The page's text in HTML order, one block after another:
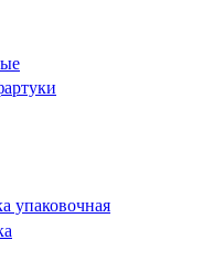
упаковочная